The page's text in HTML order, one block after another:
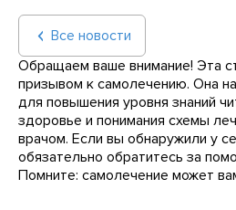
Все новости
Обращаем ваше внимание! Эта
призывом к самолечению. Она
для повышения уровня знаний
здоровье и понимания схемы
врачом. Если вы обнаружили у
обязательно обратитесь за
Помните: самолечение может